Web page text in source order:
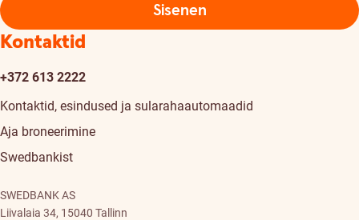
Sisenen
Kontaktid
+372 613 2222
Kontaktid, esindused ja sularahaautomaadid
Aja broneerimine
Swedbankist
SWEDBANK AS
Liivalaia 34, 15040 Tallinn